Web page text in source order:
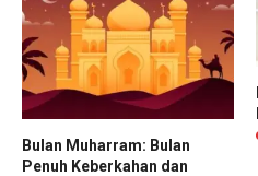
Bulan Muharram: Bulan
Penuh Keberkahan dan